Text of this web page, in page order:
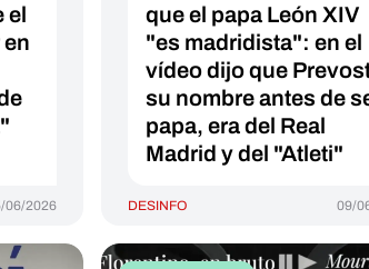
el
en
06/2026
que el papa León XIV
"es madridista": en el
vídeo dijo que
su nombre antes de
papa, era del Real
Madrid y del "Atleti"
DESINFO 09/